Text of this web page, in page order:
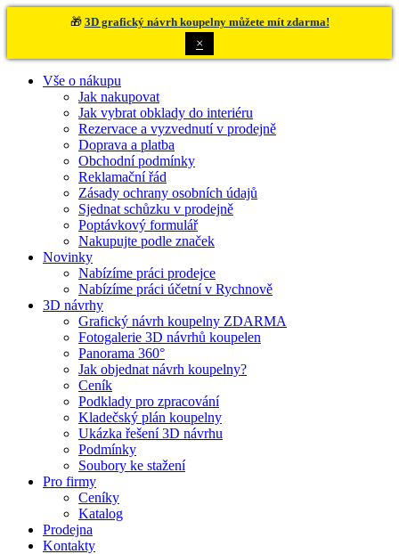
🎁 3D grafický návrh koupelny můžete mít zdarma!
×
Vše o nákupu
Jak nakupovat
Jak vybrat obklady do interiéru
Rezervace a vyzvednutí v prodejně
Doprava a platba
Obchodní podmínky
Reklamační řád
Zásady ochrany osobních údajů
Sjednat schůzku v prodejně
Poptávkový formulář
Nakupujte podle značek
Novinky
Nabízíme práci prodejce
Nabízíme práci účetní v Rychnově
3D návrhy
Grafický návrh koupelny ZDARMA
Fotogalerie 3D návrhů koupelen
Panorama 360°
Jak objednat návrh koupelny?
Ceník
Podklady pro zpracování
Kladečský plán koupelny
Ukázka řešení 3D návrhu
Podmínky
Soubory ke stažení
Pro firmy
Ceníky
Katalog
Prodejna
Kontakty